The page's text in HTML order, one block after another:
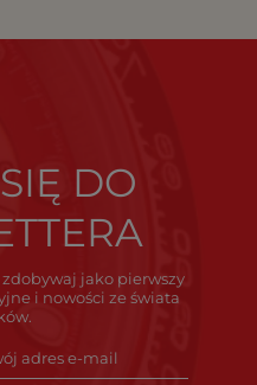
DO
jako pierwszy
i nowości ze świata